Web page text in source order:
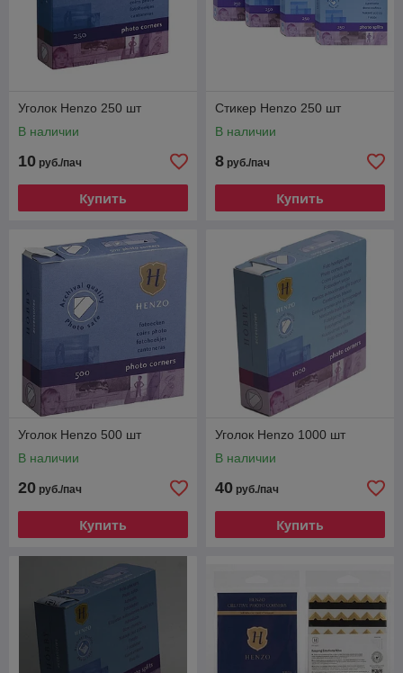
Уголок Henzo 250 шт
В наличии
10 руб./пач
Купить
Стикер Henzo 250 шт
В наличии
8 руб./пач
Купить
Уголок Henzo 500 шт
В наличии
20 руб./пач
Купить
Уголок Henzo 1000 шт
В наличии
40 руб./пач
Купить